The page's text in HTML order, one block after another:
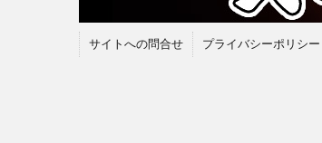
サイトへの問合せ プライバシーポリシー